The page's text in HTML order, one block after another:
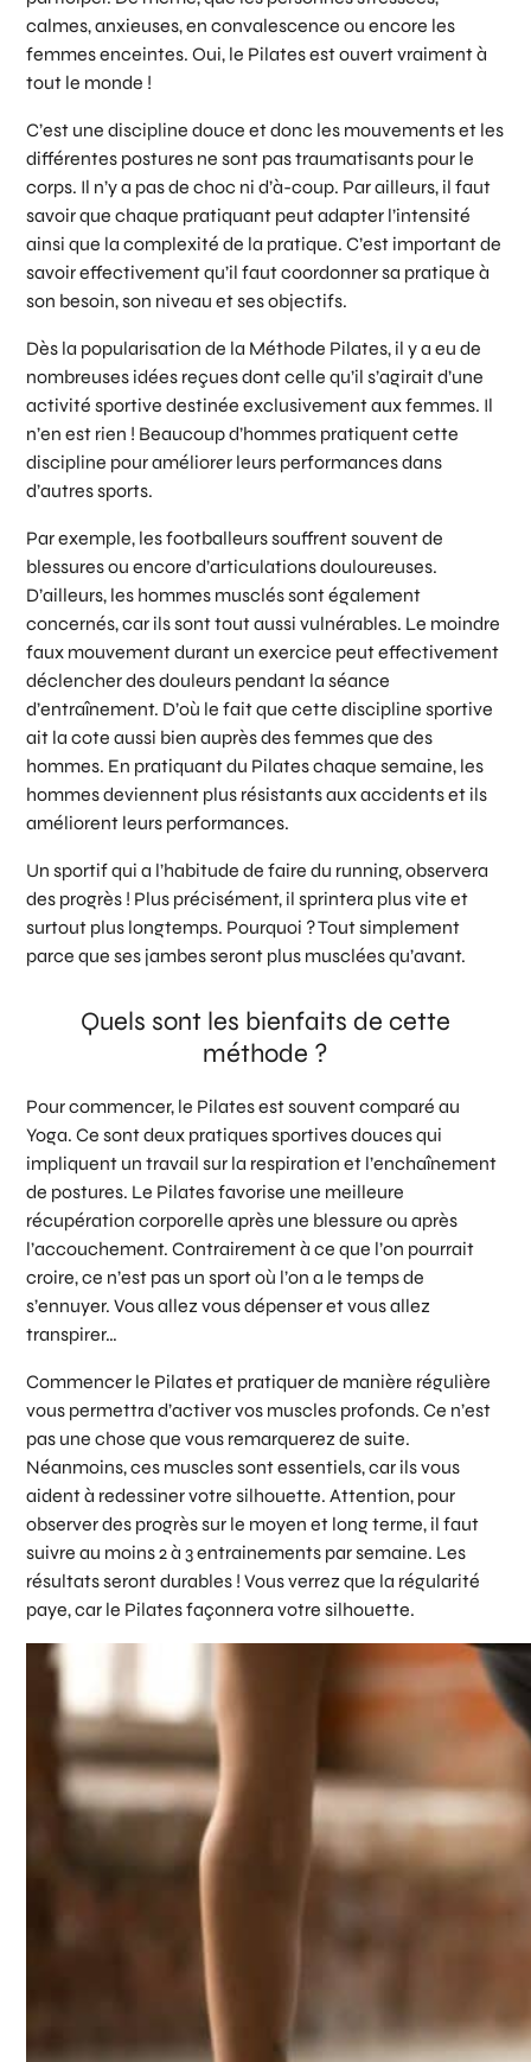
calmes, anxieuses, en convalescence ou encore les
femmes enceintes. Oui, le Pilates est ouvert vraiment à
tout le monde !
C’est une discipline douce et donc les mouvements et les
différentes postures ne sont pas traumatisants pour le
corps. Il n’y a pas de choc ni d’à-coup. Par ailleurs, il faut
savoir que chaque pratiquant peut adapter l’intensité
ainsi que la complexité de la pratique. C’est important de
savoir effectivement qu’il faut coordonner sa pratique à
son besoin, son niveau et ses objectifs.
Dès la popularisation de la Méthode Pilates, il y a eu de
nombreuses idées reçues dont celle qu’il s’agirait d’une
activité sportive destinée exclusivement aux femmes. Il
n’en est rien ! Beaucoup d’hommes pratiquent cette
discipline pour améliorer leurs performances dans
d’autres sports.
Par exemple, les footballeurs souffrent souvent de
blessures ou encore d’articulations douloureuses.
D’ailleurs, les hommes musclés sont également
concernés, car ils sont tout aussi vulnérables. Le moindre
faux mouvement durant un exercice peut effectivement
déclencher des douleurs pendant la séance
d’entraînement. D’où le fait que cette discipline sportive
ait la cote aussi bien auprès des femmes que des
hommes. En pratiquant du Pilates chaque semaine, les
hommes deviennent plus résistants aux accidents et ils
améliorent leurs performances.
Un sportif qui a l’habitude de faire du running, observera
des progrès ! Plus précisément, il sprintera plus vite et
surtout plus longtemps. Pourquoi ? Tout simplement
parce que ses jambes seront plus musclées qu’avant.
Quels sont les bienfaits de cette
méthode ?
Pour commencer, le Pilates est souvent comparé au
Yoga. Ce sont deux pratiques sportives douces qui
impliquent un travail sur la respiration et l’enchaînement
de postures. Le Pilates favorise une meilleure
récupération corporelle après une blessure ou après
l’accouchement. Contrairement à ce que l’on pourrait
croire, ce n’est pas un sport où l’on a le temps de
s’ennuyer. Vous allez vous dépenser et vous allez
transpirer…
Commencer le Pilates et pratiquer de manière régulière
vous permettra d’activer vos muscles profonds. Ce n’est
pas une chose que vous remarquerez de suite.
Néanmoins, ces muscles sont essentiels, car ils vous
aident à redessiner votre silhouette. Attention, pour
observer des progrès sur le moyen et long terme, il faut
suivre au moins 2 à 3 entrainements par semaine. Les
résultats seront durables ! Vous verrez que la régularité
paye, car le Pilates façonnera votre silhouette.